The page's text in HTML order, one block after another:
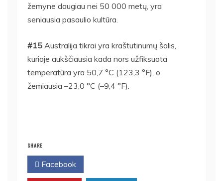
žemyne ​​daugiau nei 50 000 metų, yra
seniausia pasaulio kultūra.
#15 Australija tikrai yra kraštutinumų šalis,
kurioje aukščiausia kada nors užfiksuota
temperatūra yra 50,7 °C (123,3 °F), o
žemiausia –23,0 °C (–9,4 °F).
SHARE
Facebook